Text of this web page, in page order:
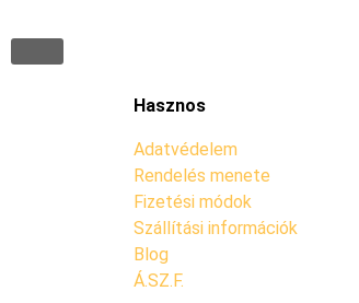
Hasznos
Adatvédelem
Rendelés menete
Fizetési módok
Szállítási információk
Blog
Á.SZ.F.